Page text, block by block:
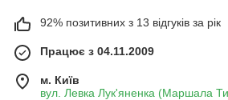
92% позитивних з 13 відгуків за рік
Працює з 04.11.2009
м. Київ
вул. Левка Лук'яненка (Маршала